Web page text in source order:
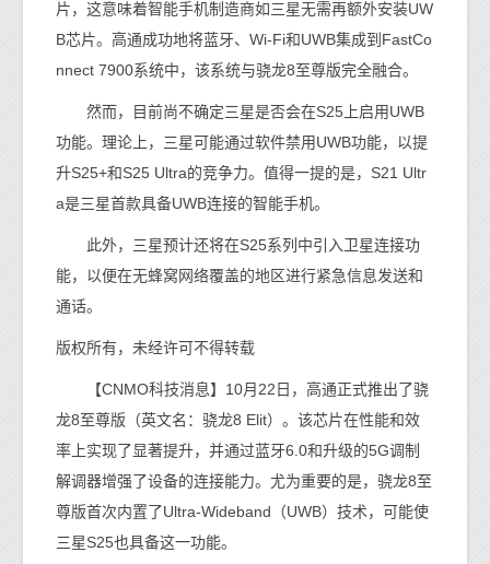
片，这意味着智能手机制造商如三星无需再额外安装UW
B芯片。高通成功地将蓝牙、Wi-Fi和UWB集成到FastCo
nnect 7900系统中，该系统与骁龙8至尊版完全融合。
然而，目前尚不确定三星是否会在S25上启用UWB
功能。理论上，三星可能通过软件禁用UWB功能，以提
升S25+和S25 Ultra的竞争力。值得一提的是，S21 Ultr
a是三星首款具备UWB连接的智能手机。
此外，三星预计还将在S25系列中引入卫星连接功
能，以便在无蜂窝网络覆盖的地区进行紧急信息发送和
通话。
版权所有，未经许可不得转载
【CNMO科技消息】10月22日，高通正式推出了骁
龙8至尊版（英文名：骁龙8 Elit）。该芯片在性能和效
率上实现了显著提升，并通过蓝牙6.0和升级的5G调制
解调器增强了设备的连接能力。尤为重要的是，骁龙8至
尊版首次内置了Ultra-Wideband（UWB）技术，可能使
三星S25也具备这一功能。